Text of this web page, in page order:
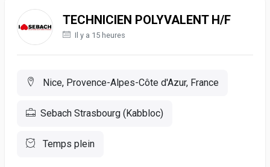
TECHNICIEN POLYVALENT H/F
Il y a 15 heures
Nice, Provence-Alpes-Côte d'Azur, France
Sebach Strasbourg (Kabbloc)
Temps plein